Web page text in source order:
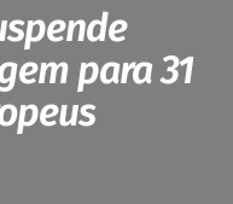
para 31